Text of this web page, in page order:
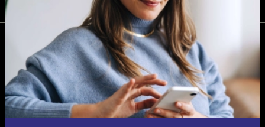
YRITYS
Miksi refurbed
Kunnostusprosessi
Kestävyys